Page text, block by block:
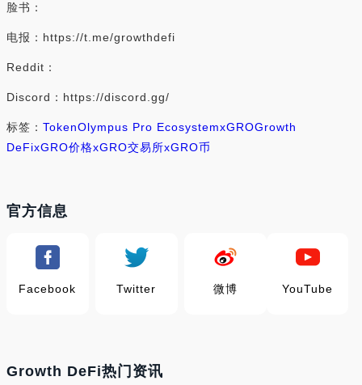
脸书：
电报：https://t.me/growthdefi
Reddit：
Discord：https://discord.gg/
标签： TokenOlympus Pro EcosystemxGROGrowth
DeFixGRO价格xGRO交易所xGRO币
官方信息
Facebook Twitter 微博 YouTube
Growth DeFi热门资讯